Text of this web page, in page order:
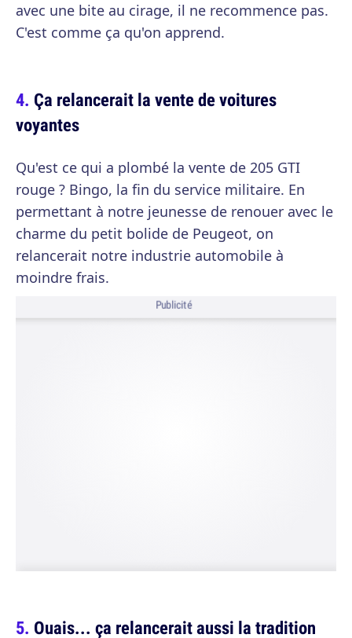
avec une bite au cirage, il ne recommence pas.
C'est comme ça qu'on apprend.
Ça relancerait la vente de voitures
voyantes
Qu'est ce qui a plombé la vente de 205 GTI
rouge ? Bingo, la fin du service militaire. En
permettant à notre jeunesse de renouer avec le
charme du petit bolide de Peugeot, on
relancerait notre industrie automobile à
moindre frais.
Publicité
Ouais... ça relancerait aussi la tradition